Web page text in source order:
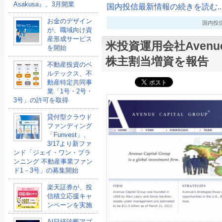
Asakusa』、3月開業
お金のデザイン
が、職域向け資
産形成サービス
を開始
不動産投資のベ
ルテックス、不
動産特定共同事
業「1号・2号・
3号」の許可を取得
貸付型クラウド
ファンディング
「Funvest」、
3/17より新ファ
ンド「ジェイ・ワン・プラ
ンニング 不動産事業ファン
ド1－3号」の募集開始
楽天証券が、投
信積立応援キャ
ンペーンを実施
国内投信最新情報の続きを読む
国内投
米投資運用会社
株主割当増資を報告